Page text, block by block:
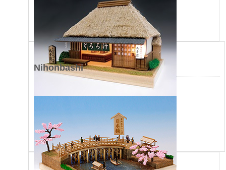
Nihonbashi